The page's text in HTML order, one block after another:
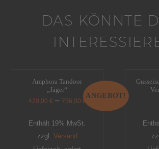
DAS KÖNNTE
ANGEBOT!
Amphora Tandoor
„Jäger“
420,00 € – 756,00 €
Enthält 19% MwSt.
zzgl. Versand